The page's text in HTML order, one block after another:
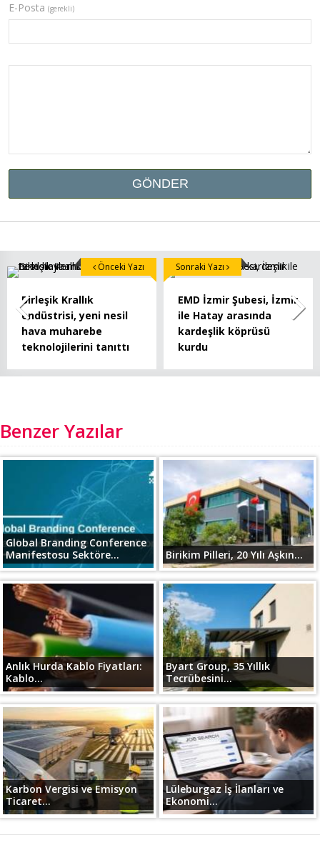
E-Posta (gerekli)
Birleşik Krallık
endüstrisi, yeni nesil
hava muharebe
teknolojilerini tanıttı
Önceki Yazı
EMD İzmir Şubesi, İzmir
ile Hatay arasında
kardeşlik köprüsü
kurdu
Sonraki Yazı
Benzer Yazılar
Global Branding Conference
Manifestosu Sektöre...
Birikim Pilleri, 20 Yılı Aşkın...
Anlık Hurda Kablo Fiyatları:
Kablo...
Byart Group, 35 Yıllık
Tecrübesini...
Karbon Vergisi ve Emisyon
Ticaret...
Lüleburgaz İş İlanları ve
Ekonomi...